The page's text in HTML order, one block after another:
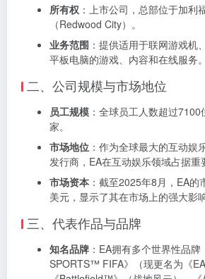
所有权 ：上市公司，总部位于加利
（Redwood City）。
业务范围 ：提供适用于联网游戏机
平板电脑的游戏、内容和在线服务。
二、公司规模与市场地位
员工规模 ：全球员工人数超过
家。
市场地位 ：作为全球最大的互动娱
发行商，EA在互动娱乐领域占据重
市场资本 ：截至2025年8月，EA
美元，显示了其在市场上的强大影响
三、代表作品与品牌
知名品牌 ：EA拥有多个世界性品牌
SPORTS™ FIFA》（现更名为《EA